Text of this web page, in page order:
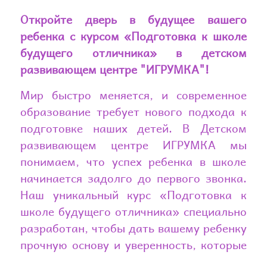
Откройте дверь в будущее вашего
ребенка с курсом «Подготовка к школе
будущего отличника» в детском
развивающем центре "ИГРУМКА"!
Мир быстро меняется, и современное
образование требует нового подхода к
подготовке наших детей. В Детском
развивающем центре ИГРУМКА мы
понимаем, что успех ребенка в школе
начинается задолго до первого звонка.
Наш уникальный курс «Подготовка к
школе будущего отличника» специально
разработан, чтобы дать вашему ребенку
прочную основу и уверенность, которые